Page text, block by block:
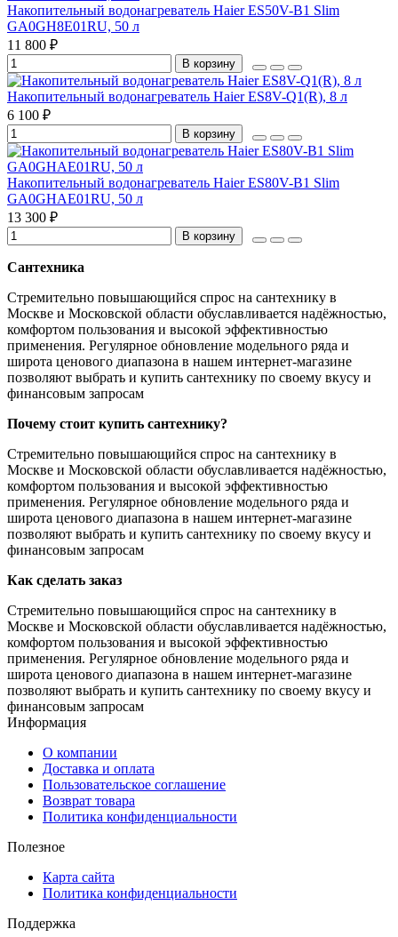
Накопительный водонагреватель Haier ES50V-B1 Slim
GA0GH8E01RU, 50 л
11 800 ₽
В корзину
Накопительный водонагреватель Haier ES8V-Q1(R), 8 л
6 100 ₽
В корзину
Накопительный водонагреватель Haier ES80V-B1 Slim
GA0GHAE01RU, 50 л
13 300 ₽
В корзину
Сантехника
Стремительно повышающийся спрос на сантехнику в
Москве и Московской области обуславливается надёжностью,
комфортом пользования и высокой эффективностью
применения. Регулярное обновление модельного ряда и
широта ценового диапазона в нашем интернет-магазине
позволяют выбрать и купить сантехнику по своему вкусу и
финансовым запросам
Почему стоит купить сантехнику?
Стремительно повышающийся спрос на сантехнику в
Москве и Московской области обуславливается надёжностью,
комфортом пользования и высокой эффективностью
применения. Регулярное обновление модельного ряда и
широта ценового диапазона в нашем интернет-магазине
позволяют выбрать и купить сантехнику по своему вкусу и
финансовым запросам
Как сделать заказ
Стремительно повышающийся спрос на сантехнику в
Москве и Московской области обуславливается надёжностью,
комфортом пользования и высокой эффективностью
применения. Регулярное обновление модельного ряда и
широта ценового диапазона в нашем интернет-магазине
позволяют выбрать и купить сантехнику по своему вкусу и
финансовым запросам
Информация
О компании
Доставка и оплата
Пользовательское соглашение
Возврат товара
Политика конфиденциальности
Полезное
Карта сайта
Политика конфиденциальности
Поддержка